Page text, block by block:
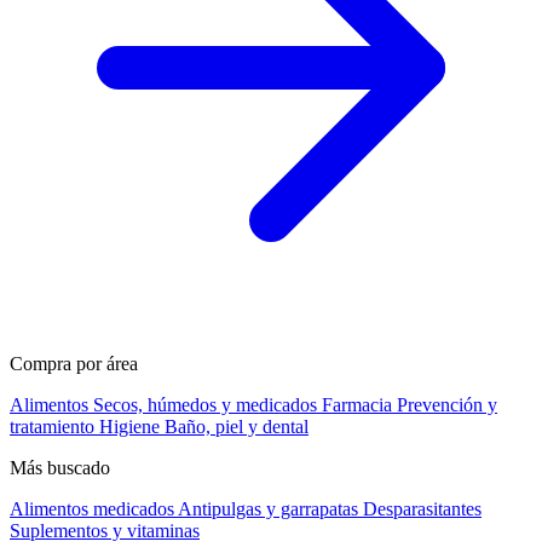
Compra por área
Alimentos Secos, húmedos y medicados Farmacia Prevención y
tratamiento Higiene Baño, piel y dental
Más buscado
Alimentos medicados Antipulgas y garrapatas Desparasitantes
Suplementos y vitaminas